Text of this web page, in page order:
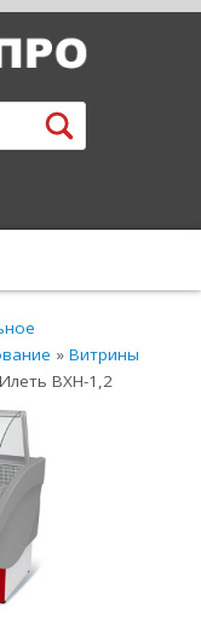
»Витрины
ВХН-1,2